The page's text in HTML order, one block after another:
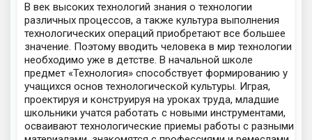
В век высоких технологий знания о технологии
различных процессов, а также культура выполнения
технологических операций приобретают все большее
значение. Поэтому вводить человека в мир технологии
необходимо уже в детстве. В начальной школе
предмет «Технология» способствует формированию у
учащихся основ технологической культуры. Играя,
проектируя и конструируя на уроках труда, младшие
школьники учатся работать с новыми инструментами,
осваивают технологические приемы работы с разными